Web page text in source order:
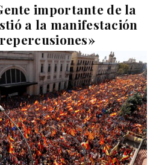
importante de la
a la manifestación